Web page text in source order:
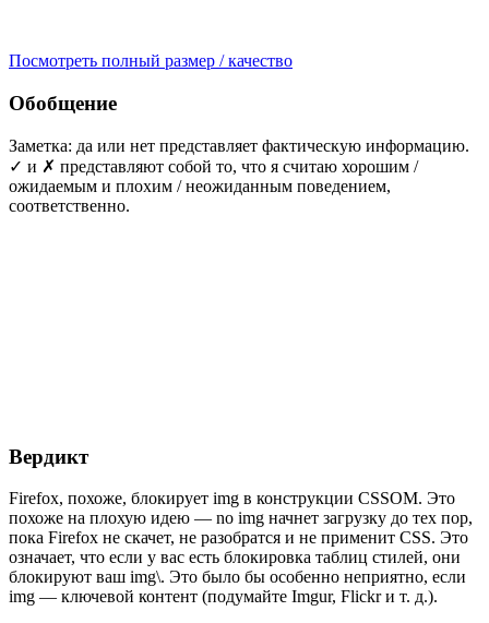
Посмотреть полный размер / качество
Обобщение
Заметка: да или нет представляет фактическую информацию.
✓ и ✗ представляют собой то, что я считаю хорошим /
ожидаемым и плохим / неожиданным поведением,
соответственно.
Вердикт
Firefox, похоже, блокирует img в конструкции CSSOM. Это
похоже на плохую идею — no img начнет загрузку до тех пор,
пока Firefox не скачет, не разобратся и не применит CSS. Это
означает, что если у вас есть блокировка таблиц стилей, они
блокируют ваш img\. Это было бы особенно неприятно, если
img — ключевой контент (подумайте Imgur, Flickr и т. д.).